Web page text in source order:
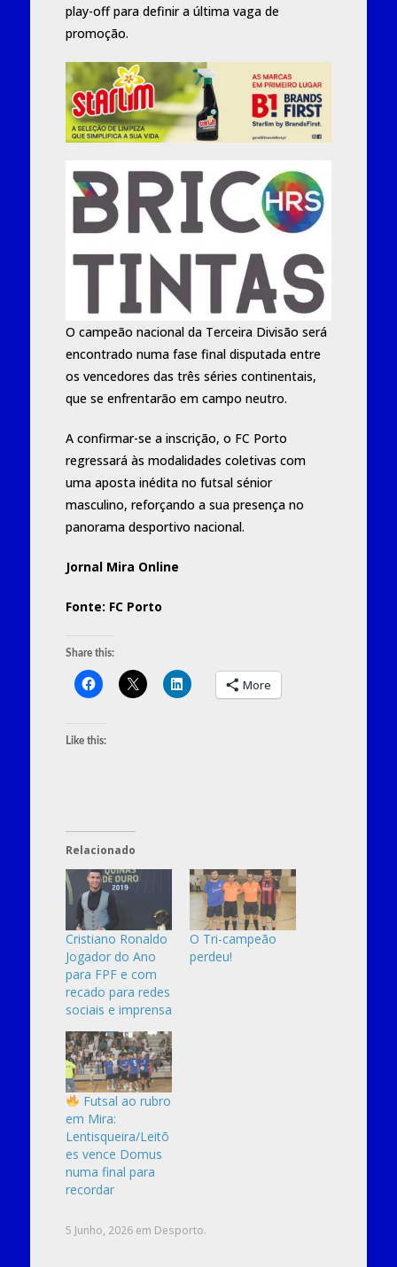
play-off para definir a última vaga de
promoção.
O campeão nacional da Terceira Divisão será
encontrado numa fase final disputada entre
os vencedores das três séries continentais,
que se enfrentarão em campo neutro.
A confirmar-se a inscrição, o FC Porto
regressará às modalidades coletivas com
uma aposta inédita no futsal sénior
masculino, reforçando a sua presença no
panorama desportivo nacional.
Jornal Mira Online
Fonte: FC Porto
Share this:
More
Like this:
Relacionado
Cristiano Ronaldo
Jogador do Ano
para FPF e com
recado para redes
sociais e imprensa
O Tri-campeão
perdeu!
Futsal ao rubro
em Mira:
Lentisqueira/Leitõ
es vence Domus
numa final para
recordar
5 Junho, 2026em Desporto.